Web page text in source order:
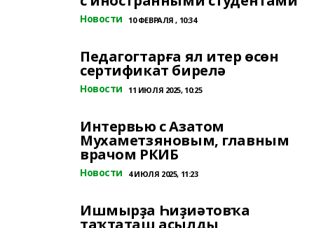
Новости 10 ФЕВРАЛЯ , 10:34
Педагогтарға ял итер өсөн
сертификат бирелә
Новости 11 ИЮЛЯ 2025, 10:25
Интервью с Азатом
Мухаметзяновым, главным
врачом РКИБ
Новости 4 ИЮЛЯ 2025, 11:23
Ишмырҙа Һиҙиәтовҡа
таҡтаташ асылды